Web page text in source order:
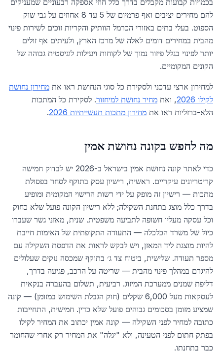
להם מחירים יציבים ואף פרמיום של 5 עד 8 אחוזים על גבי שוק
הספוט. בעלי בתים באזורי הכרמל הוותיק והקריות זוכים לשירות פינוי
מהבית במחירים דומים לאלה של מרכז הארץ, ולעיתים אף זולים
יותר לפינוי בגלל פיזור נמוך של לקוחות ויעילות לוגיסטית גבוהה של
הקונים המקומיים.
למחירון ארצי עדכני ולסקירת כל סוגי הנחושת ראו את מחירון נחושת
לקילו 2026
, ואת מחיר נחושת למיחזור. לסקירת כל המתכות
הלא-ברזליות ראו את מחירון מתכות תעשייתיות 2026 .
מה לחפש בקונה נחושת אמין
כדי לאתר קונה נחושת אמין בישראל ב-2026 יש לבדוק חמישה
קריטריונים עיקריים. ראשית, רישיון עסק בתוקף לסחר בפסולת
מתכות — רישיון זה מופק על ידי רשות הרישוי המקומית ומופיע
בדרך כלל מוצג בתחנת השקילה; ללא רישיון הקונה פועל שלא כחוק
וכל עסקה מעליו חשופה לתביעה משפטית. שנית, מאזני גשר שעברו
כיול של משרד הכלכלה — התעודה התקופתית של האימות חייבת
להיות מוצגת ליד המאזן, ויש לבקש לראות את הדפסת השקילה עם
מספר תעודה. שלישית, ביטוח צד ג׳ בתוקף שמכסה נזקים שעלולים
להיגרם במהלך פינוי מהבית — שריטה על הרכב, פגיעה בדרך,
דליפת שמנים ממערכת המיזוג. רביעית, תשלום בהעברה בנקאית
לעסקאות מעל 6,000 שקלים (חוק הגבלת השימוש במזומן) — קונה
שמציע מזומן בסכומים גבוהים פועל שלא כדין. חמישית, התחייבות
כתובה למחיר לפני השקילה — קונה אמין יכתוב את המחיר לקילו
בפתק חתום לפני הטעינה, ולא "יגלה" את המחיר רק אחרי שהחומר
כבר בתחנתו.